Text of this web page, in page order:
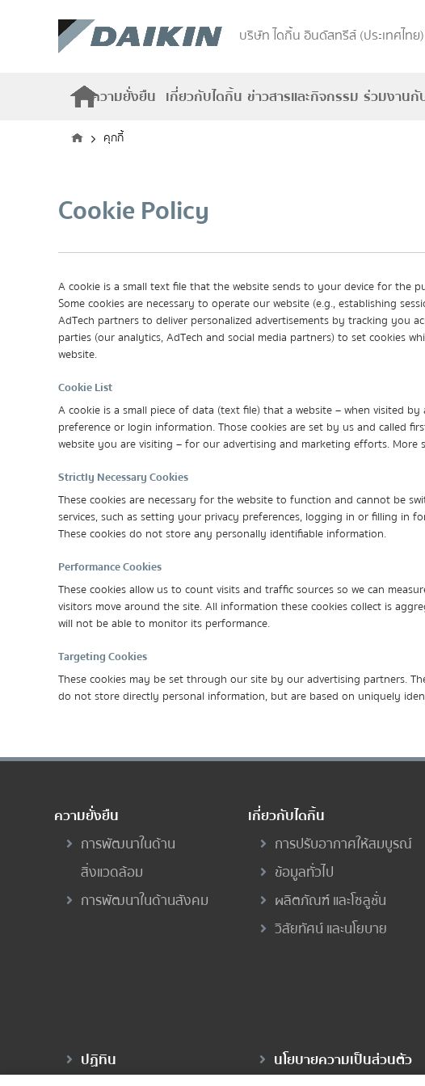
บริษัท ไดกิ้น อินดัสทรีส์(ประเทศไท
ความยั่งยืน เกี่ยวกับไดกิ้น ข่าวสารและกิจกรรม ร่วมงานกั
คุกกี้
Cookie Policy
A cookie is a small text file that the website sends to your device for the
Some cookies are necessary to operate our website (e.g., establishing
AdTech partners to deliver personalized advertisements by tracking you
parties (our analytics, AdTech and social media partners) to set cookies
website.
Cookie List
A cookie is a small piece of data (text file) that a website – when visited
preference or login information. Those cookies are set by us and called
website you are visiting – for our advertising and marketing efforts.
Strictly Necessary Cookies
These cookies are necessary for the website to function and cannot be
services, such as setting your privacy preferences, logging in or filling in
These cookies do not store any personally identifiable information.
Performance Cookies
These cookies allow us to count visits and traffic sources so we can
visitors move around the site. All information these cookies collect is
will not be able to monitor its performance.
Targeting Cookies
These cookies may be set through our site by our advertising partners.
do not store directly personal information, but are based on uniquely
ความยั่งยืน
การพัฒนาในด้าน
สิ่งแวดล้อม
การพัฒนาในด้านสังคม
เกี่ยวกับไดกิ้น
การปรับอากาศให้สมบูรณ์
ข้อมูลทั่วไป
ผลิตภัณฑ์ และโซลูชั่น
วิสัยทัศน์ และนโยบาย
ปฏิทิน นโยบายความเป็นส่วนตัว